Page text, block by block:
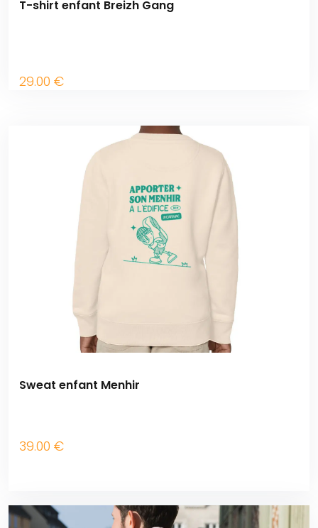
T-shirt enfant Breizh Gang
29.00 €
Sweat enfant Menhir
39.00 €